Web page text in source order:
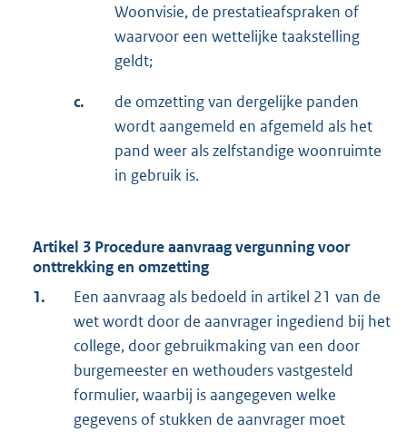
Woonvisie, de prestatieafspraken of
waarvoor een wettelijke taakstelling
geldt;
c.
de omzetting van dergelijke panden
wordt aangemeld en afgemeld als het
pand weer als zelfstandige woonruimte
in gebruik is.
Artikel 3 Procedure aanvraag vergunning voor
onttrekking en omzetting
1.
Een aanvraag als bedoeld in artikel 21 van de
wet wordt door de aanvrager ingediend bij het
college, door gebruikmaking van een door
burgemeester en wethouders vastgesteld
formulier, waarbij is aangegeven welke
gegevens of stukken de aanvrager moet